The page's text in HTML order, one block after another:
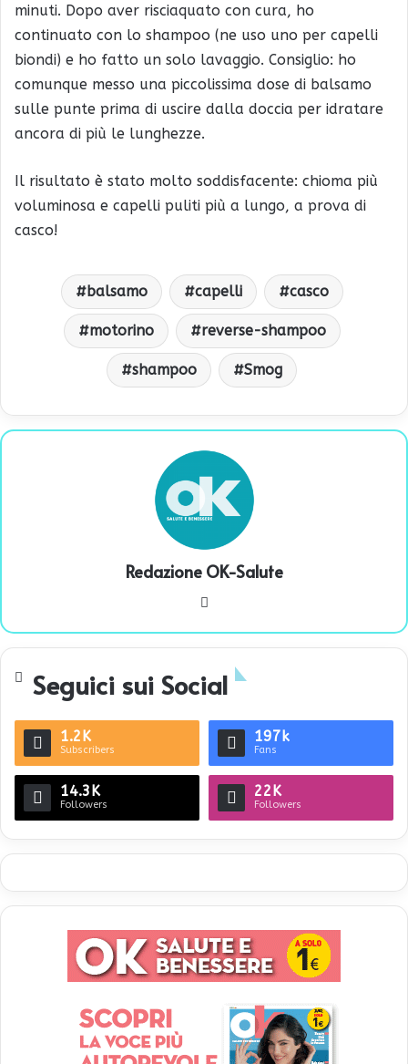
minuti. Dopo aver risciaquato con cura, ho
continuato con lo shampoo (ne uso uno per capelli
biondi) e ho fatto un solo lavaggio. Consiglio: ho
comunque messo una piccolissima dose di balsamo
sulle punte prima di uscire dalla doccia per idratare
ancora di più le lunghezze.
Il risultato è stato molto soddisfacente: chioma più
voluminosa e capelli puliti più a lungo, a prova di
casco!
balsamo capelli casco
motorino reverse-shampoo
shampoo Smog
Redazione OK-Salute
te
Seguici sui Social
1.2K
Subscribers
197k
Fans
14.3K
Followers
22K
Followers